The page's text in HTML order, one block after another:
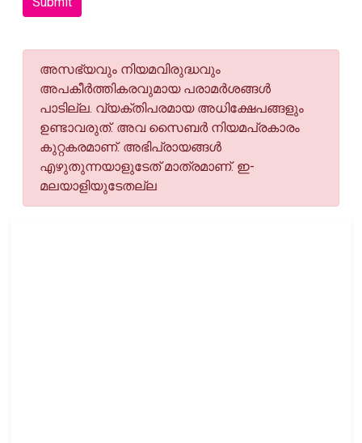
അസഭ്യവും നിയമവിരുദ്ധവും
അപകീര്‍ത്തികരവുമായ പരാമര്‍ശങ്ങള്‍
പാടില്ല. വ്യക്തിപരമായ അധിക്ഷേപങ്ങളും
ഉണ്ടാവരുത്. അവ സൈബര്‍ നിയമപ്രകാരം
കുറ്റകരമാണ്. അഭിപ്രായങ്ങള്‍
എഴുതുന്നയാളുടേത് മാത്രമാണ്. ഇ-
മലയാളിയുടേതല്ല